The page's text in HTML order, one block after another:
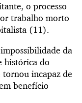
o processo
trabalho morto
(11).
da
histórica do
tornou incapaz de
benefício